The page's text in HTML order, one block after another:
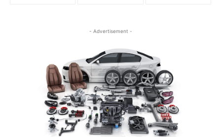
- Advertisement -